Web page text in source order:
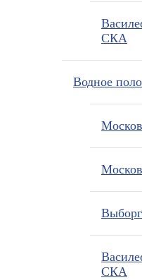
СКА
Водное
СКА